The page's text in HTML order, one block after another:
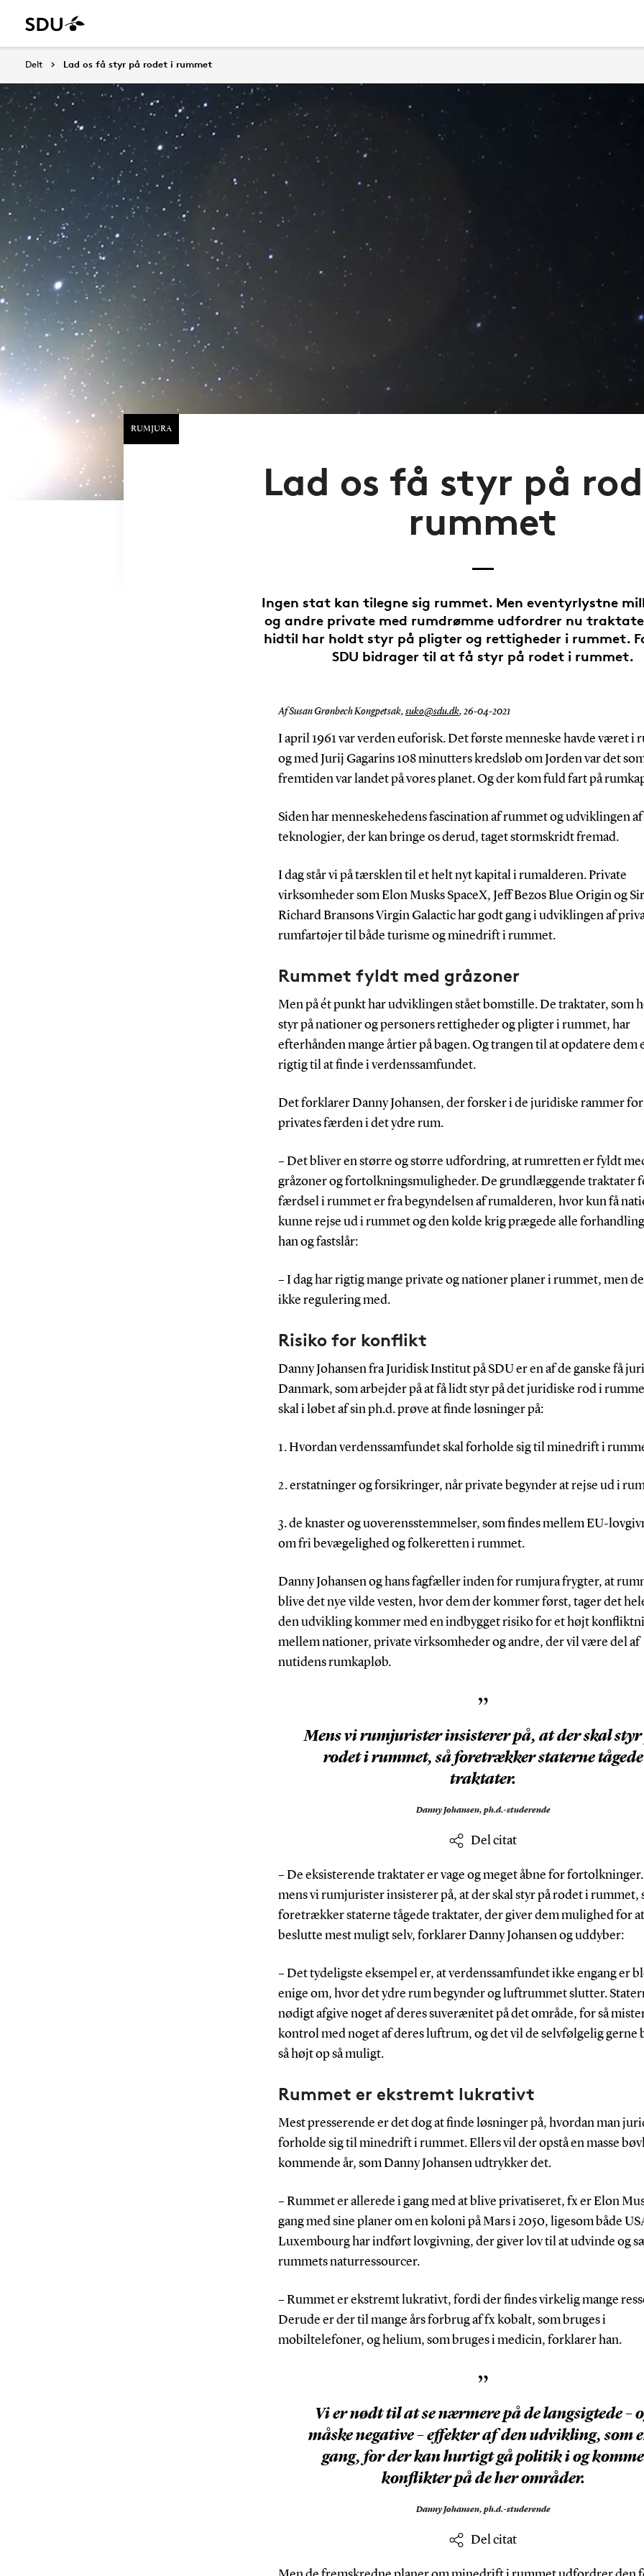
Delt Lad os få styr på rodet i rummet
RUMJURA
Lad os få styr på
rummet
Ingen stat kan tilegne sig rummet. Men eventyrlystne
og andre private med rumdrømme udfordrer nu
hidtil har holdt styr på pligter og rettigheder i rummet.
SDU bidrager til at få styr på rodet i rummet.
Af Susan Grønbech Kongpetsak, suko@sdu.dk, 26-04-2021
I april 1961 var verden euforisk. Det første menneske havde været i
og med Jurij Gagarins 108 minutters kredsløb om Jorden var det
fremtiden var landet på vores planet. Og der kom fuld fart på
Siden har menneskehedens fascination af rummet og udviklingen af
teknologier, der kan bringe os derud, taget stormskridt fremad.
I dag står vi på tærsklen til et helt nyt kapital i rumalderen. Private
virksomheder som Elon Musks SpaceX, Jeff Bezos Blue Origin og Sir
Richard Bransons Virgin Galactic har godt gang i udviklingen af
rumfartøjer til både turisme og minedrift i rummet.
Rummet fyldt med gråzoner
Men på ét punkt har udviklingen stået bomstille. De traktater, som
styr på nationer og personers rettigheder og pligter i rummet, har
efterhånden mange årtier på bagen. Og trangen til at opdatere dem
rigtig til at finde i verdenssamfundet.
Det forklarer Danny Johansen, der forsker i de juridiske rammer for
privates færden i det ydre rum.
– Det bliver en større og større udfordring, at rumretten er fyldt
gråzoner og fortolkningsmuligheder. De grundlæggende traktater
færdsel i rummet er fra begyndelsen af rumalderen, hvor kun få
kunne rejse ud i rummet og den kolde krig prægede alle
han og fastslår:
– I dag har rigtig mange private og nationer planer i rummet, men
ikke regulering med.
Risiko for konflikt
Danny Johansen fra Juridisk Institut på SDU er en af de ganske få
Danmark, som arbejder på at få lidt styr på det juridiske rod i
skal i løbet af sin ph.d. prøve at finde løsninger på:
1. Hvordan verdenssamfundet skal forholde sig til minedrift i
2. erstatninger og forsikringer, når private begynder at rejse ud i
3. de knaster og uoverensstemmelser, som findes mellem EU-
om fri bevægelighed og folkeretten i rummet.
Danny Johansen og hans fagfæller inden for rumjura frygter, at
blive det nye vilde vesten, hvor dem der kommer først, tager det
den udvikling kommer med en indbygget risiko for et højt
mellem nationer, private virksomheder og andre, der vil være del af
nutidens rumkapløb.
”
Mens vi rumjurister insisterer på, at der skal styr
rodet i rummet, så foretrækker staterne tågede
traktater.
Danny Johansen, ph.d.-studerende
Del citat
– De eksisterende traktater er vage og meget åbne for
mens vi rumjurister insisterer på, at der skal styr på rodet i rummet,
foretrækker staterne tågede traktater, der giver dem mulighed for at
beslutte mest muligt selv, forklarer Danny Johansen og uddyber:
– Det tydeligste eksempel er, at verdenssamfundet ikke engang er
enige om, hvor det ydre rum begynder og luftrummet slutter.
nødigt afgive noget af deres suverænitet på det område, for så
kontrol med noget af deres luftrum, og det vil de selvfølgelig gerne
så højt op så muligt.
Rummet er ekstremt lukrativt
Mest presserende er det dog at finde løsninger på, hvordan man
forholde sig til minedrift i rummet. Ellers vil der opstå en masse
kommende år, som Danny Johansen udtrykker det.
– Rummet er allerede i gang med at blive privatiseret, fx er Elon
gang med sine planer om en koloni på Mars i 2050, ligesom både
Luxembourg har indført lovgivning, der giver lov til at udvinde og
rummets naturressourcer.
– Rummet er ekstremt lukrativt, fordi der findes virkelig mange
Derude er der til mange års forbrug af fx kobalt, som bruges i
mobiltelefoner, og helium, som bruges i medicin, forklarer han.
”
Vi er nødt til at se nærmere på de langsigtede –
måske negative – effekter af den udvikling, som
gang, for der kan hurtigt gå politik i og komme
konflikter på de her områder.
Danny Johansen, ph.d.-studerende
Del citat